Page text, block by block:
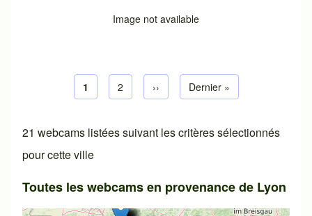
Image not available
Pagination
Page courante
1 Page default
2 Next page
›› Dernière page
Dernier »
21 webcams listées suivant les critères sélectionnés
pour cette ville
Toutes les webcams en provenance de Lyon